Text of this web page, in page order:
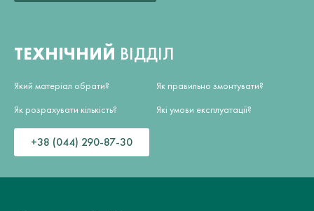
ТЕХНІЧНИЙ ВІДДІЛ
Який матеріал обрати?
Як розрахувати кількість?
Як правильно змонтувати?
Які умови експлуатації?
+38 (044) 290-87-30